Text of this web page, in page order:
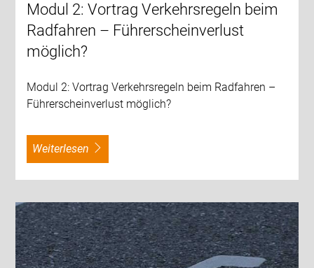
Modul 2: Vortrag Verkehrsregeln beim
Radfahren – Führerscheinverlust
möglich?
Modul 2: Vortrag Verkehrsregeln beim Radfahren –
Führerscheinverlust möglich?
weiterlesen